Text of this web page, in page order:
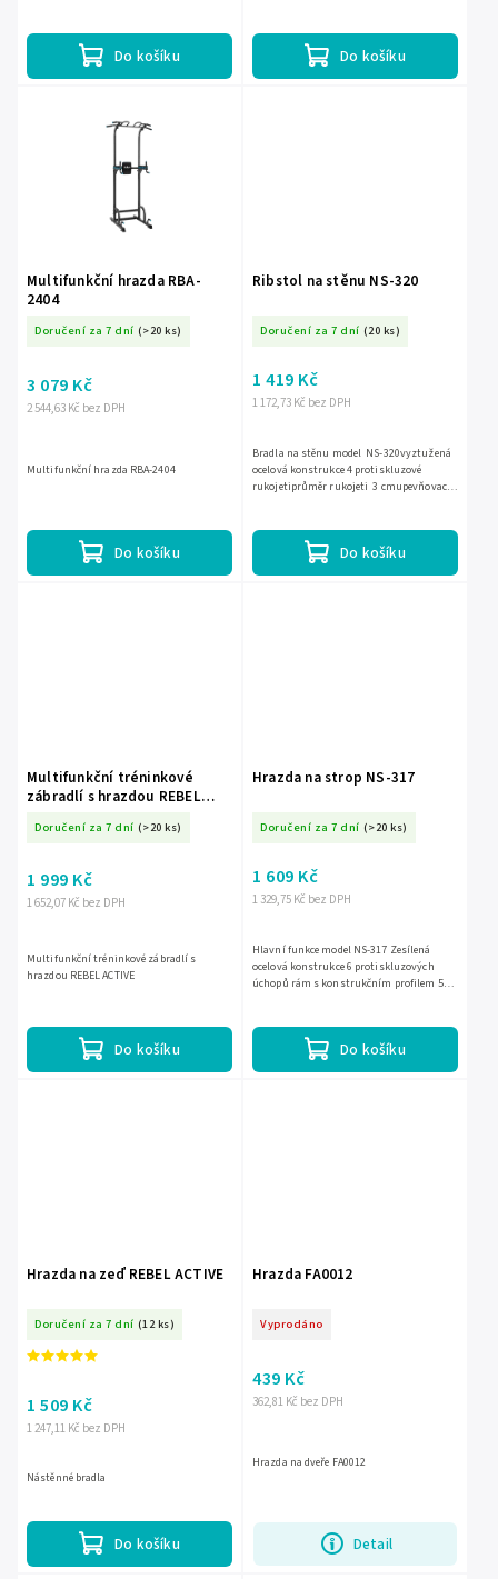
Do košíku Do košíku
Multifunkční hrazda RBA-
2404
Doručení za 7 dní (>20 ks)
2 544,63 Kč bez DPH
3 079 Kč
Do košíku
Multifunkční hrazda RBA-2404
Ribstol na stěnu NS-320
Doručení za 7 dní (20 ks)
1 172,73 Kč bez DPH
1 419 Kč
Do košíku
Bradla na stěnu model NS-320vyztužená
ocelová konstrukce 4 protiskluzové
rukojetiprůměr rukojeti 3 cmupevňovací
Multifunkční tréninkové
zábradlí s hrazdou REBEL
Doručení za 7 dní (>20 ks)
1 652,07 Kč bez DPH
1 999 Kč
Do košíku
Multifunkční tréninkové zábradlí s
hrazdou REBEL ACTIVE
Hrazda na strop NS-317
Doručení za 7 dní (>20 ks)
1 329,75 Kč bez DPH
1 609 Kč
Do košíku
Hlavní funkce model NS-317 Zesílená
ocelová konstrukce 6 protiskluzových
úchopů rám s konstrukčním profilem 50 x
Hrazda na zeď REBEL ACTIVE
Doručení za 7 dní (12 ks)
1 247,11 Kč bez DPH
1 509 Kč
Do košíku
Nástěnné bradla
Hrazda FA0012
Vyprodáno
362,81 Kč bez DPH
439 Kč
Detail
Hrazda na dveře FA0012